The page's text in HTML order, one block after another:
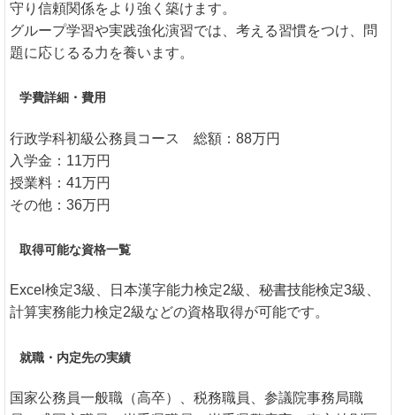
守り信頼関係をより強く築けます。
グループ学習や実践強化演習では、考える習慣をつけ、問
題に応じるる力を養います。
学費詳細・費用
行政学科初級公務員コース 総額：88万円
入学金：11万円
授業料：41万円
その他：36万円
取得可能な資格一覧
Excel検定3級、日本漢字能力検定2級、秘書技能検定3級、
計算実務能力検定2級などの資格取得が可能です。
就職・内定先の実績
国家公務員一般職（高卒）、税務職員、参議院事務局職